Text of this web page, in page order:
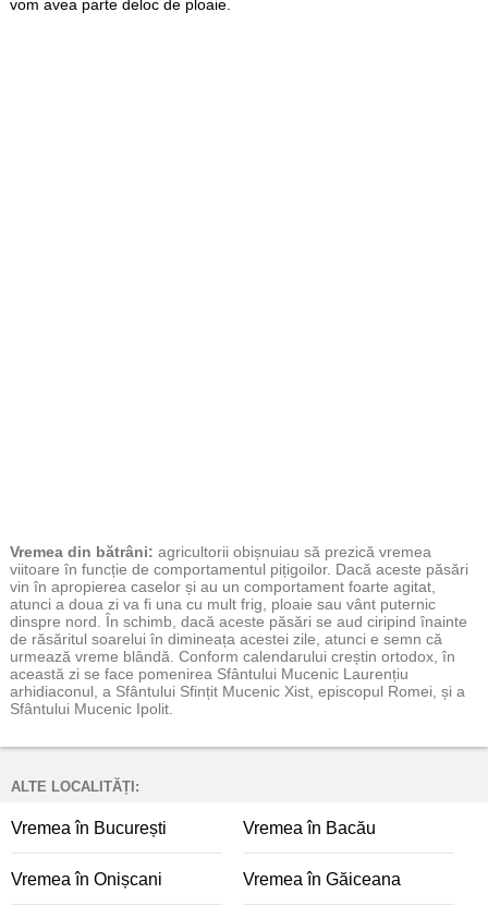
vom avea parte deloc de ploaie.
Vremea din bătrâni: agricultorii obișnuiau să prezică vremea
viitoare în funcție de comportamentul pițigoilor. Dacă aceste păsări
vin în apropierea caselor și au un comportament foarte agitat,
atunci a doua zi va fi una cu mult frig, ploaie sau vânt puternic
dinspre nord. În schimb, dacă aceste păsări se aud ciripind înainte
de răsăritul soarelui în dimineața acestei zile, atunci e semn că
urmează vreme blândă. Conform calendarului creștin ortodox, în
această zi se face pomenirea Sfântului Mucenic Laurențiu
arhidiaconul, a Sfântului Sfințit Mucenic Xist, episcopul Romei, și a
Sfântului Mucenic Ipolit.
ALTE LOCALITĂȚI:
Vremea în București Vremea în Bacău
Vremea în Onișcani Vremea în Găiceana